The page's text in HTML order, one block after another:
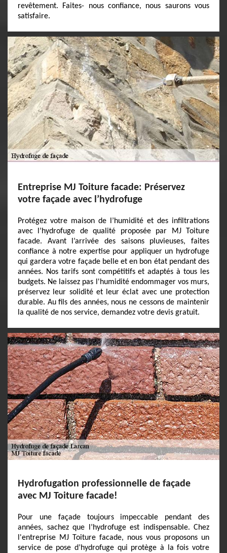
revêtement. Faites- nous confiance, nous saurons vous
satisfaire.
Entreprise MJ Toiture facade: Préservez
votre façade avec l’hydrofuge
Protégez votre maison de l’humidité et des infiltrations
avec l’hydrofuge de qualité proposée par MJ Toiture
facade. Avant l’arrivée des saisons pluvieuses, faites
confiance à notre expertise pour appliquer un hydrofuge
qui gardera votre façade belle et en bon état pendant des
années. Nos tarifs sont compétitifs et adaptés à tous les
budgets. Ne laissez pas l'humidité endommager vos murs,
préservez leur solidité et leur éclat avec une protection
durable. Au fils des années, nous ne cessons de maintenir
la qualité de nos service, demandez votre devis gratuit.
Hydrofugation professionnelle de façade
avec MJ Toiture facade!
Pour une façade toujours impeccable pendant des
années, sachez que l’hydrofuge est indispensable. Chez
l'entreprise MJ Toiture facade, nous vous proposons un
service de pose d’hydrofuge qui protège à la fois votre